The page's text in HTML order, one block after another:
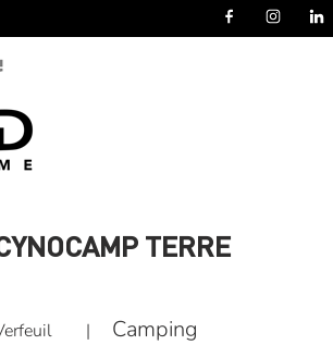
TERRE
| Camping